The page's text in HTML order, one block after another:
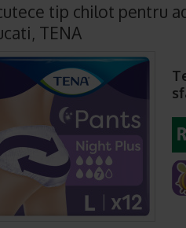
tip chilot pentru
TENA